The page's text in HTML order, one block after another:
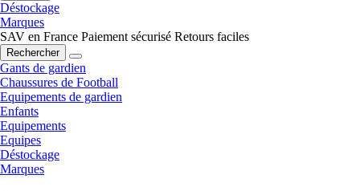
Déstockage
Marques
SAV en France Paiement sécurisé Retours faciles
Rechercher
Gants de gardien
Chaussures de Football
Equipements de gardien
Enfants
Equipements
Equipes
Déstockage
Marques